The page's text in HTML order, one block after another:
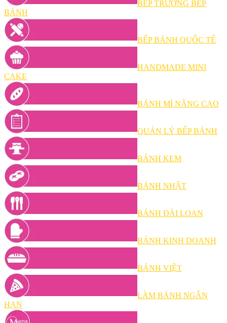
BẾP TRƯỞNG BẾP
BÁNH
BẾP BÁNH QUỐC TẾ
HANDMADE MINI
CAKE
BÁNH MÌ NÂNG CAO
QUẢN LÝ BẾP BÁNH
BÁNH KEM
BÁNH NHẬT
BÁNH ĐÀI LOAN
BÁNH KINH DOANH
BÁNH VIỆT
LÀM BÁNH NGẮN
HẠN